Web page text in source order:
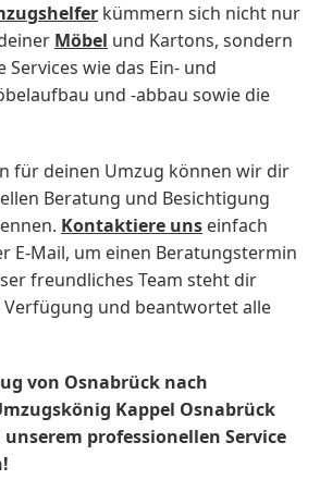
kümmern sich nicht nur
Möbel und Kartons, sondern
wie das Ein- und
und -abbau sowie die
für deinen Umzug können wir dir
Beratung und Besichtigung
Kontaktiere uns einfach
E-Mail, um einen Beratungstermin
freundliches Team steht dir
und beantwortet alle
von Osnabrück nach
Kappel Osnabrück
professionellen Service